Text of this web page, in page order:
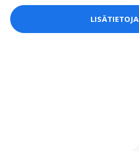
LISÄTIETOJA